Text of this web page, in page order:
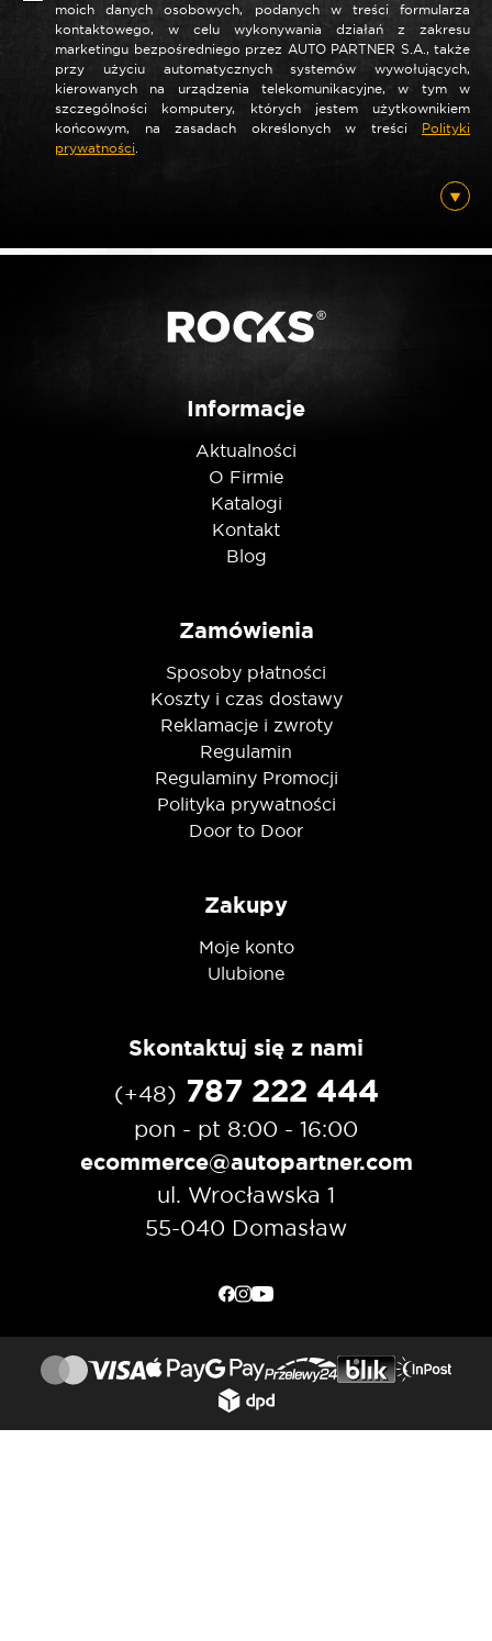
Nazwa *
E-mail*
moich danych osobowych, podanych w treści formularza
kontaktowego, w celu wykonywania działań z zakresu
marketingu bezpośredniego przez AUTO PARTNER S.A., także
przy użyciu automatycznych systemów wywołujących,
kierowanych na urządzenia telekomunikacyjne, w tym w
szczególności komputery, których jestem użytkownikiem
końcowym, na zasadach określonych w treści Polityki
prywatności.
Informacje
Aktualności
O Firmie
Katalogi
Kontakt
Blog
Zamówienia
Sposoby płatności
Koszty i czas dostawy
Reklamacje i zwroty
Regulamin
Regulaminy Promocji
Polityka prywatności
Door to Door
Zakupy
Moje konto
Ulubione
Skontaktuj się z nami
(+48) 787 222 444
pon - pt 8:00 - 16:00
ecommerce@autopartner.com
ul. Wrocławska 1
55-040 Domasław